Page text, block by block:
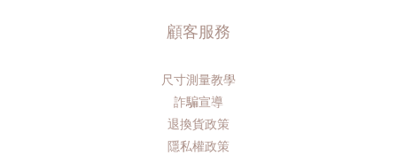
顧客服務
尺寸測量教學
詐騙宣導
退換貨政策
隱私權政策